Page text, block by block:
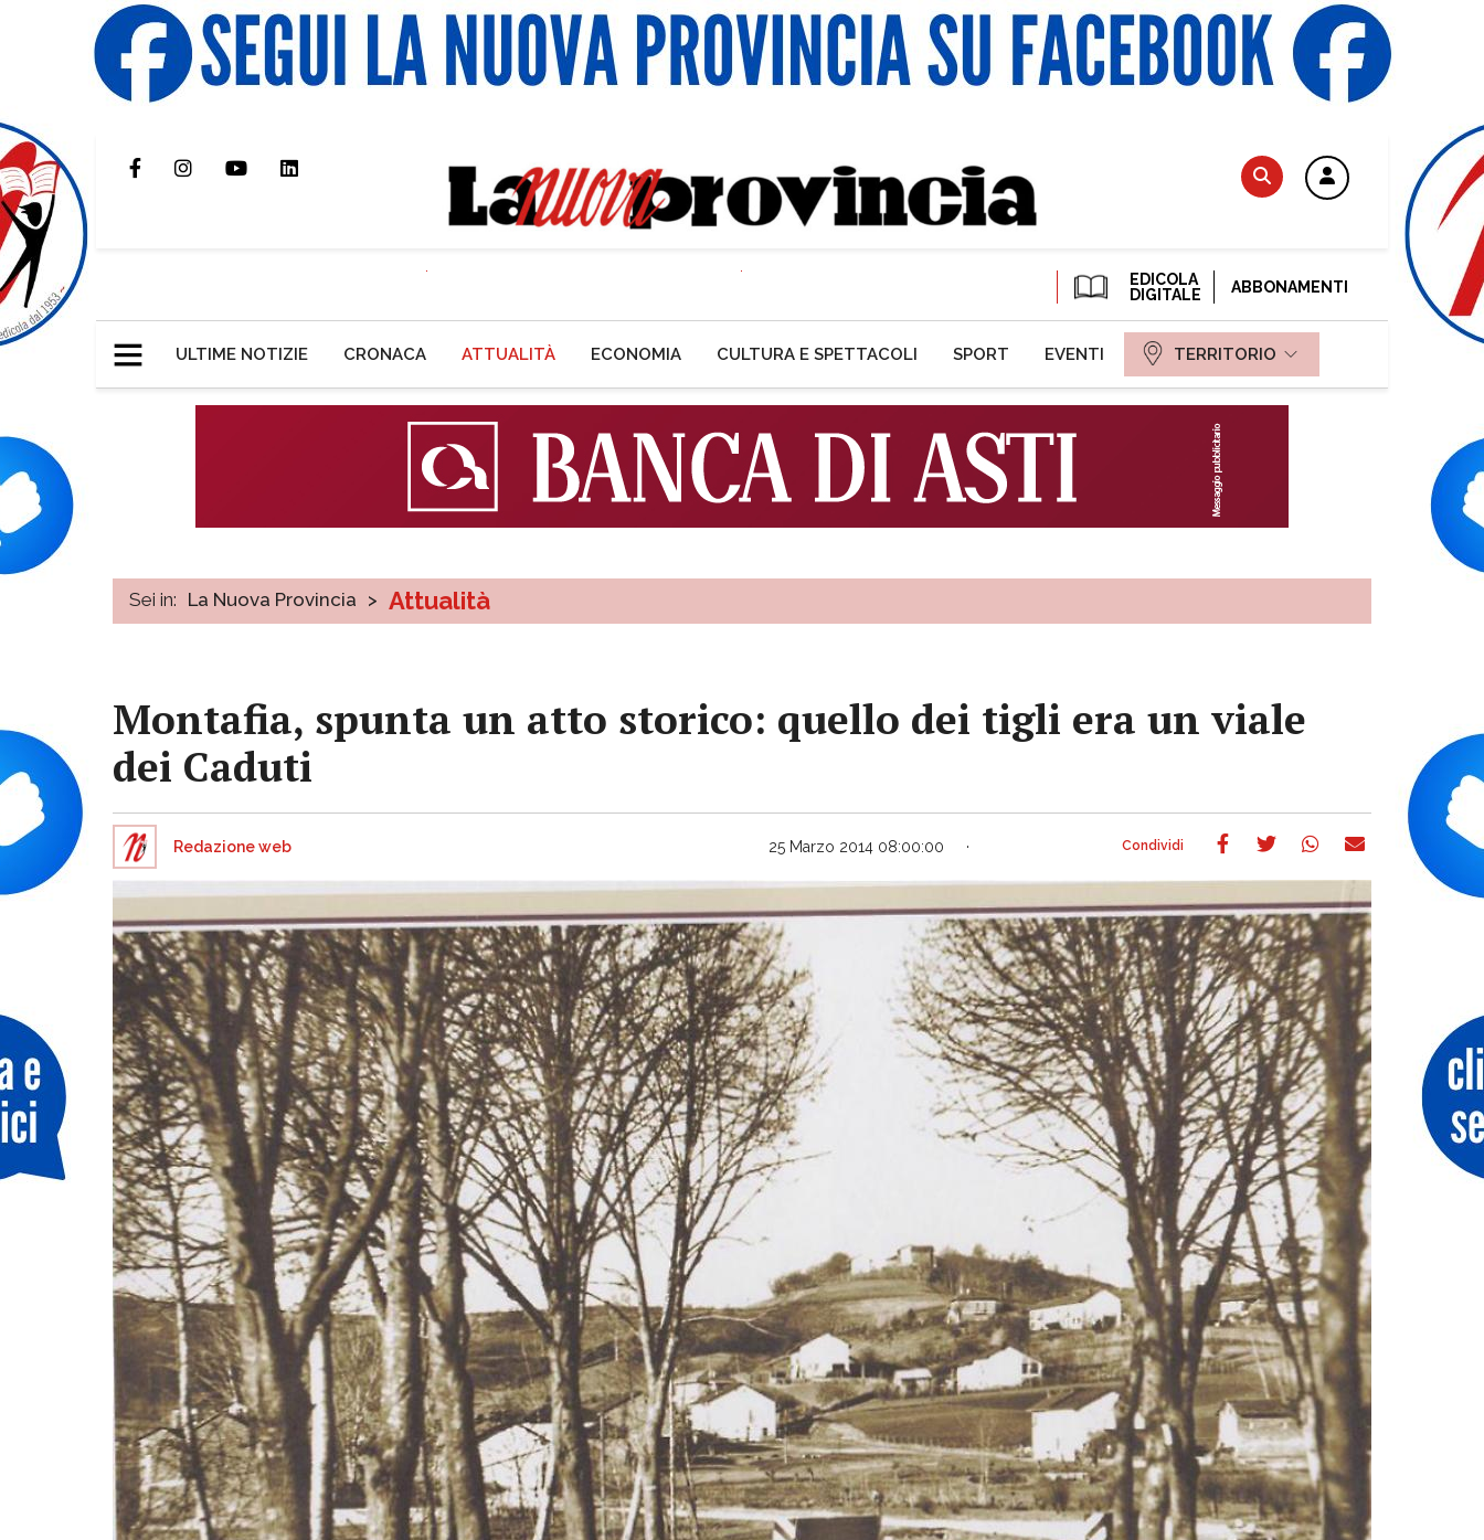
EDICOLA
DIGITALE
ABBONAMENTI
ULTIME NOTIZIE CRONACA ATTUALITÀ ECONOMIA CULTURA E SPETTACOLI SPORT EVENTI TERRITORIO
Sei in: La Nuova Provincia > Attualità
Montafia, spunta un atto storico: quello dei tigli era un viale
dei Caduti
Redazione web 25 Marzo 2014 08:00:00